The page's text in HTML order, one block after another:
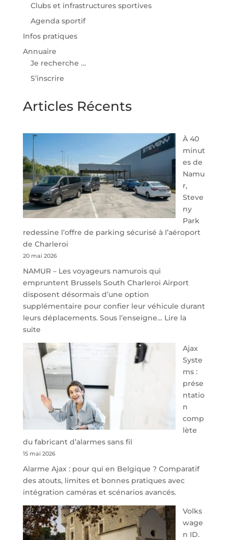
Clubs et infrastructures sportives
Agenda sportif
Infos pratiques
Annuaire
Je recherche …
S’inscrire
Articles Récents
À 40
minut
es de
Namu
r,
Steve
ny
Park
redessine l’offre de parking sécurisé à l’aéroport
de Charleroi
20 mai 2026
NAMUR – Les voyageurs namurois qui
empruntent Brussels South Charleroi Airport
disposent désormais d’une option
supplémentaire pour confier leur véhicule durant
leurs déplacements. Sous l’enseigne… Lire la
suite:
À
40
minutes
de
Namur,
Steveny
Park
redessine
de
parking
sécurisé
à
l’aéroport
de
Charleroi
Ajax
Syste
ms :
prése
ntatio
n
comp
lète
du fabricant d’alarmes sans fil
15 mai 2026
Alarme Ajax : pour qui en Belgique ? Comparatif
des atouts, limites et bonnes pratiques avec
intégration caméras et scénarios avancés.
Volks
wage
n ID.